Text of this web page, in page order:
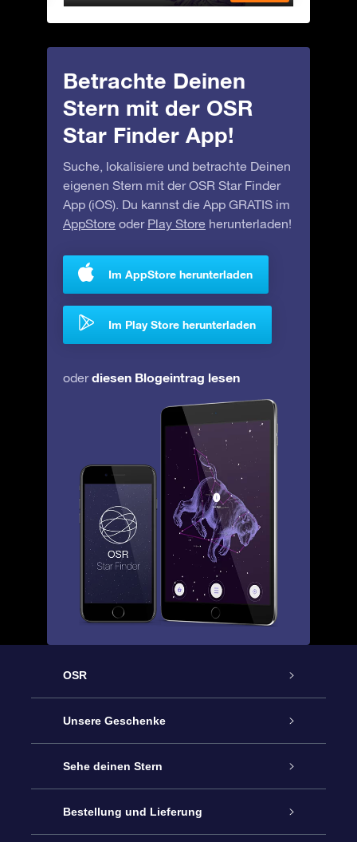
Betrachte Deinen
Stern mit der OSR
Star Finder App!
Suche, lokalisiere und betrachte Deinen
eigenen Stern mit der OSR Star Finder
App (iOS). Du kannst die App GRATIS im
AppStore oder Play Store herunterladen!
Im AppStore herunterladen
Im Play Store herunterladen
oderdiesen Blogeintrag lesen
OSR
Service
Kontakt
Blog
Unsere Geschenke
Sterne schenken
OSR-Geschenkpaket
Sehe deinen Stern
Sternregister
Bestellung und Lieferung